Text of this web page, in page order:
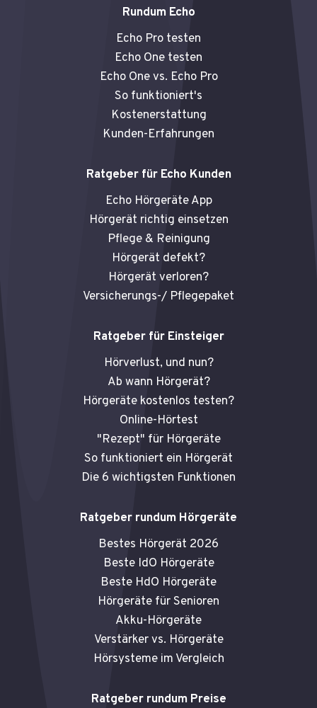
e
o
o
k
t
b
e
t
g
r
a
m
Rundum Echo
Echo Pro testen
Echo One testen
Echo One vs. Echo Pro
So funktioniert's
Kostenerstattung
Kunden-Erfahrungen
Ratgeber für Echo Kunden
Echo Hörgeräte App
Hörgerät richtig einsetzen
Pflege & Reinigung
Hörgerät defekt?
Hörgerät verloren?
Versicherungs-/ Pflegepaket
Ratgeber für Einsteiger
Hörverlust, und nun?
Ab wann Hörgerät?
Hörgeräte kostenlos testen?
Online-Hörtest
"Rezept" für Hörgeräte
So funktioniert ein Hörgerät
Die 6 wichtigsten Funktionen
Ratgeber rundum Hörgeräte
Bestes Hörgerät 2026
Beste IdO Hörgeräte
Beste HdO Hörgeräte
Hörgeräte für Senioren
Akku-Hörgeräte
Verstärker vs. Hörgeräte
Hörsysteme im Vergleich
Ratgeber rundum Preise